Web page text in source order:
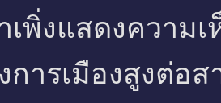
เพิ่งแสดงความ
การเมืองสูงต่อ